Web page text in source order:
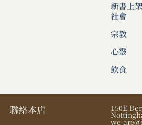
新書上架
社會
宗教
心靈
飲食
聯絡本店 150E
we-